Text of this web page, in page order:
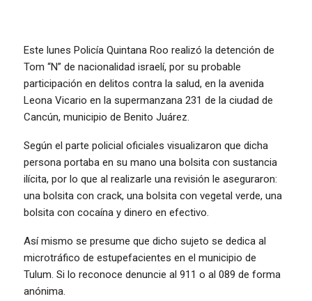
Este lunes Policía Quintana Roo realizó la detención de
Tom “N” de nacionalidad israelí, por su probable
participación en delitos contra la salud, en la avenida
Leona Vicario en la supermanzana 231 de la ciudad de
Cancún, municipio de Benito Juárez.
Según el parte policial oficiales visualizaron que dicha
persona portaba en su mano una bolsita con sustancia
ilícita, por lo que al realizarle una revisión le aseguraron:
una bolsita con crack, una bolsita con vegetal verde, una
bolsita con cocaína y dinero en efectivo.
Así mismo se presume que dicho sujeto se dedica al
microtráfico de estupefacientes en el municipio de
Tulum. Si lo reconoce denuncie al 911 o al 089 de forma
anónima.